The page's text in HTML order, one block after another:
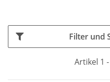
Filter und
Artikel 1